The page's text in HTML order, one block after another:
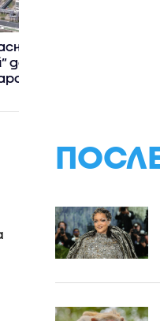
АЕЦ
да спре